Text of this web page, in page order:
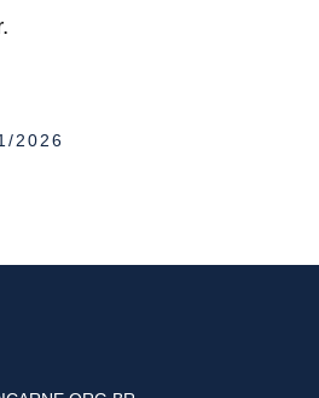
2026